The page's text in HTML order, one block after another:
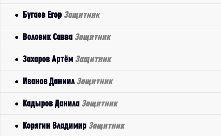
Бугаев Егор Защитник
Воловик Савва Защитник
Захаров Артём Защитник
Иванов Даниил Защитник
Кадыров Данила Защитник
Корягин Владимир Защитник